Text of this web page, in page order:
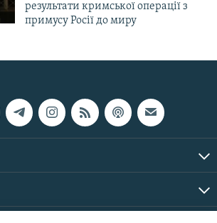
результати кримської операції з
примусу Росії до миру